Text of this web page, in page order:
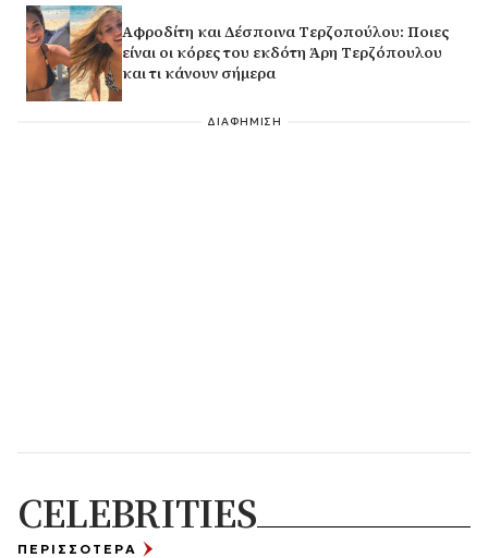
Αφροδίτη και Δέσποινα Τερζοπούλου: Ποιες
είναι οι κόρες του εκδότη Άρη Τερζόπουλου
και τι κάνουν σήμερα
ΔΙΑΦΗΜΙΣΗ
CELEBRITIES
ΠΕΡΙΣΣΟΤΕΡΑ